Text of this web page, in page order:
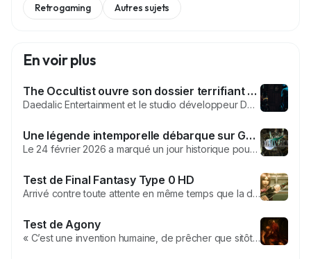
Retrogaming
Autres sujets
En voir plus
The Occultist ouvre son dossier terrifiant pendant le Steam Detective Fest
Daedalic Entertainment et le studio développeur DALOAR annoncent avec frisson que The Occultist est désormais jouable grâce à une toute nouvelle démo disponible dans le cadre du Steam Detective Fest ! Incarnant Alan Rebel, un enquêteur paranormal obstiné, les joueurs plongent dans une quête de vérité qui les entraîne...
Une légende intemporelle débarque sur GOG : FINAL FANTASY VII
Le 24 février 2026 a marqué un jour historique pour les fans de RPG classiques : FINAL FANTASY VII, l’un des jeux les plus influents de l’histoire du jeu vidéo, rejoint officiellement le catalogue de GOG. Square Enix et GOG ont annoncé cette arrivée avec fierté, accompagnée d’une promotion exceptionnelle sur plusieurs titres...
Test de Final Fantasy Type 0 HD
Arrivé contre toute attente en même temps que la démo du tant attendu Final Fantasy XV, ce Final Fantasy Type 0 HD est le remake de l’épisode du même nom sorti sur PSP en octobre 2011 au Japon uniquement. Ce remake nous propose de prendre part à une guerre dans l’univers du Fabula Nova Crystallis (le même univers que la trilogie Final...
Test de Agony
« C’est une invention humaine, de prêcher que sitôt que l’argent résonne dans leur caisse, l’âme s’envole du Purgatoire. » Thèse 27, tirée des 95 thèses affiché en 1517 de Martin Luther. Loin d’être une citation à distribuer aux repas de famille, cette dernière à une...